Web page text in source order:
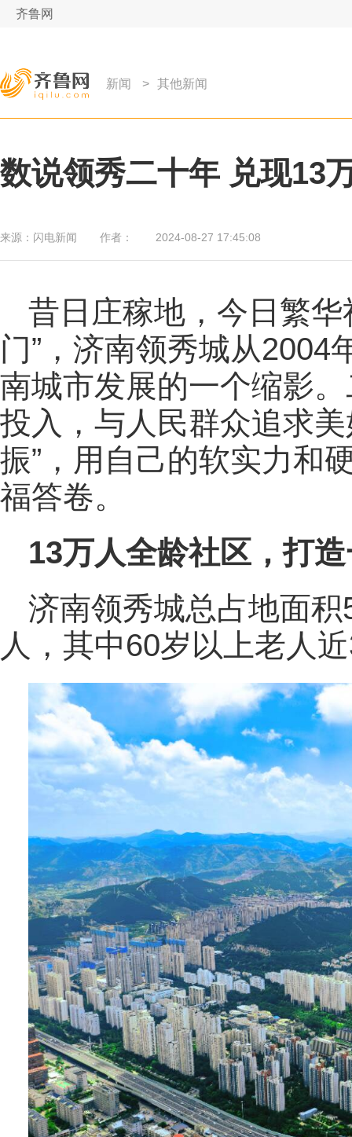
齐鲁网
新闻 > 其他新闻
数说领秀二十年 兑现13
来源： 闪电新闻 作者： 2024-08-27 17:45:08
昔日庄稼地，今日繁
门”，济南领秀城从2004
南城市发展的一个缩影
投入，与人民群众追求
振”，用自己的软实力和
福答卷。
13万人全龄社区，打
济南领秀城总占地面
人，其中60岁以上老人